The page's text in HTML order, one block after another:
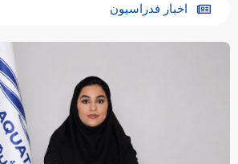
اخبار فدراسیون